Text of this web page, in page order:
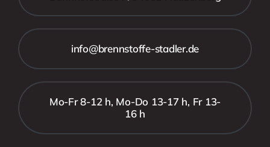
info@brennstoffe-stadler.de
Mo-Fr 8-12 h, Mo-Do 13-17 h, Fr 13-
16 h